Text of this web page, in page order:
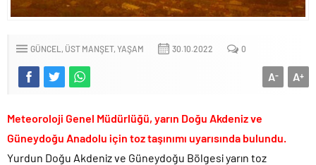
görevden uzaklaştırıldı!.
Uğur Mumcu dosyası 33 yıl sonra yeniden açılıyor..
CHP Lideri Kılıçdaoğlu’ndan Terörsüz Türkiye sürecine destek
açıklaması..
TÜİK kira zam oranını yüzde 31 olarak açıkladı..
GÜNCEL ÜST MANŞET YAŞAM 30.10.2022 0
A+
A-
Meteoroloji Genel Müdürlüğü, yarın Doğu Akdeniz ve
Güneydoğu Anadolu için toz taşınımı uyarısında bulundu.
Yurdun Doğu Akdeniz ve Güneydoğu Bölgesi yarın toz